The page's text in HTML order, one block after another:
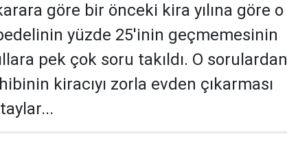
göre bir önceki kira yılına göre o
yüzde 25'inin geçmemesinin
pek çok soru takıldı. O sorulardan
kiracıyı zorla evden çıkarması